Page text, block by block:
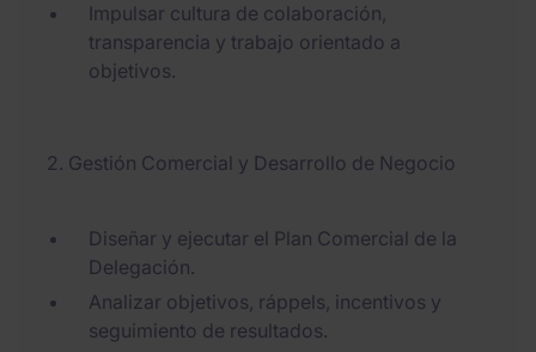
Impulsar cultura de colaboración,
transparencia y trabajo orientado a
objetivos.
2. Gestión Comercial y Desarrollo de Negocio
Diseñar y ejecutar el Plan Comercial de la
Delegación.
Analizar objetivos, ráppels, incentivos y
seguimiento de resultados.